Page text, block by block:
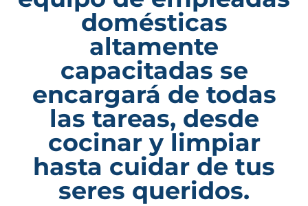
domésticas
altamente
capacitadas se
encargará de todas
las tareas, desde
cocinar y limpiar
hasta cuidar de tus
seres queridos.